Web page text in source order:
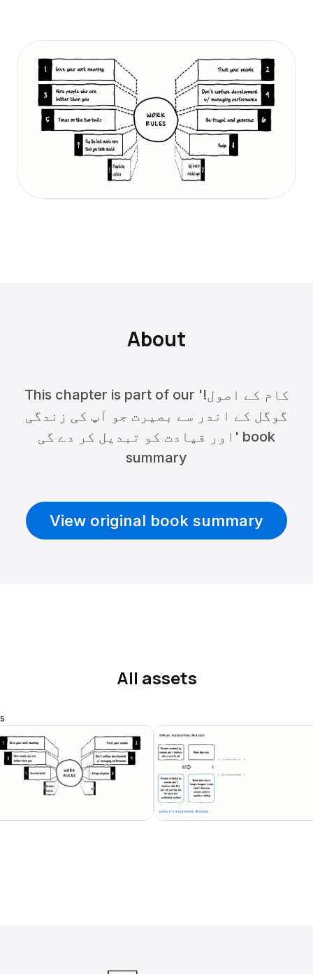
About
This chapter is part of our 'کام کے اصول!
گوگل کے اندر سے بصیرت جو آپ کی زندگی
اور قیادت کو تبدیل کر دے گی' book
summary
View original book summary
All assets
s